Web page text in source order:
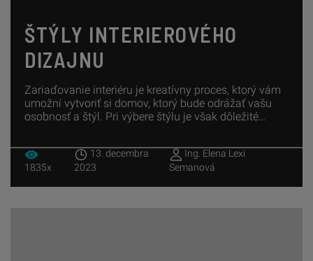
ŠTÝLY INTERIEROVÉHO
DIZAJNU
Zariaďovanie interiéru je kreatívny proces, ktorý vám
umožní vytvoriť si domov, ktorý bude odrážať vašu
osobnosť a štýl. Pri výbere štýlu je však dôležité
1835x
13. decembra
2023
Ing. Elena Lexi
Semanová